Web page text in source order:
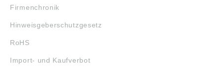
Firmenchronik
Hinweisgeberschutzgesetz
RoHS
Import- und Kaufverbot